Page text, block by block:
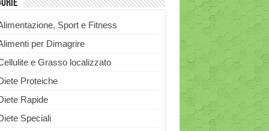
Sport e Fitness
per Dimagrire
e Grasso localizzato
Proteiche
Rapide
Speciali